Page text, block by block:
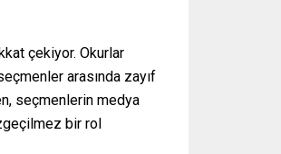
çekiyor. Okurlar
arasında zayıf
seçmenlerin medya
bir rol